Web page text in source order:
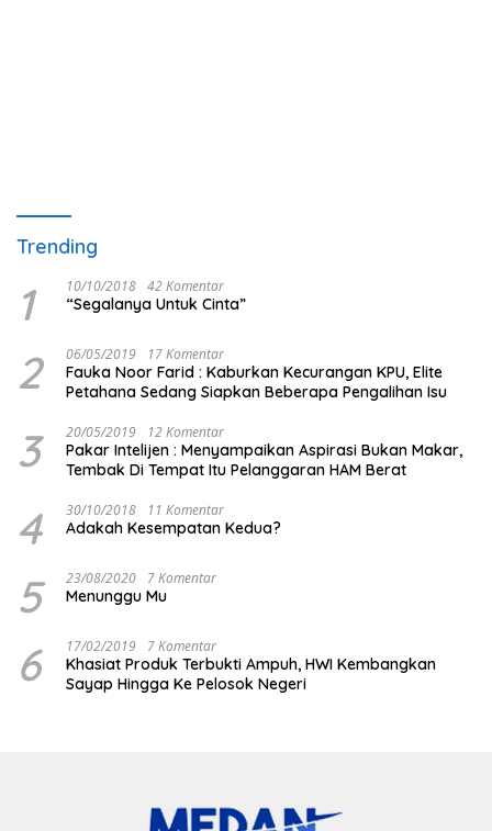
Trending
1 10/10/2018 42 Komentar
“Segalanya Untuk Cinta”
2 06/05/2019 17 Komentar
Fauka Noor Farid : Kaburkan Kecurangan KPU, Elite
Petahana Sedang Siapkan Beberapa Pengalihan Isu
3 20/05/2019 12 Komentar
Pakar Intelijen : Menyampaikan Aspirasi Bukan Makar,
Tembak Di Tempat Itu Pelanggaran HAM Berat
4 30/10/2018 11 Komentar
Adakah Kesempatan Kedua?
5 23/08/2020 7 Komentar
Menunggu Mu
6 17/02/2019 7 Komentar
Khasiat Produk Terbukti Ampuh, HWI Kembangkan
Sayap Hingga Ke Pelosok Negeri